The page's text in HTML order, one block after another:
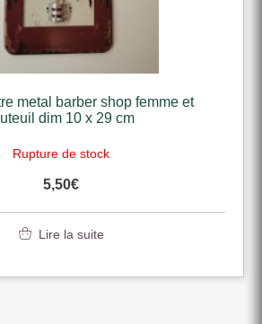
metal barber shop femme et
dim 10 x 29 cm
Rupture de stock
5,50€
Lire la suite